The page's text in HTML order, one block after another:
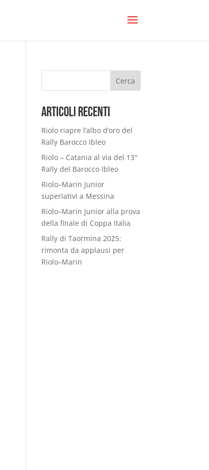
Cerca
Articoli Recenti
Riolo riapre l’albo d’oro del
Rally Barocco Ibleo
Riolo – Catania al via del 13°
Rally del Barocco Ibleo
Riolo–Marin Junior
superlativi a Messina
Riolo–Marin Junior alla prova
della finale di Coppa Italia
Rally di Taormina 2025:
rimonta da applausi per
Riolo–Marin